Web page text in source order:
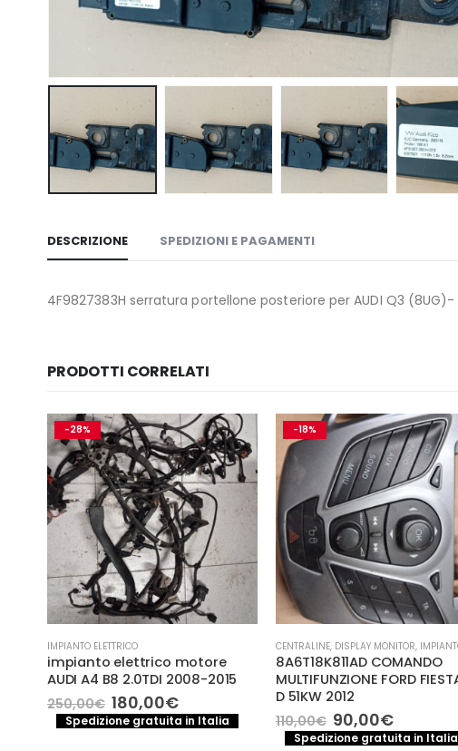
DESCRIZIONE SPEDIZIONI E PAGAMENTI
4F9827383H serratura portellone posteriore per AUDI Q3
PRODOTTI CORRELATI
-28%
IMPIANTO ELETTRICO
impianto elettrico motore
AUDI A4 B8 2.0TDI 2008-2015
250,00€ Il
prezzo
originale
180,00€Il
prezzo
attuale
Spedizione gratuita in Italia
-18%
CENTRALINE, DISPLAY MONITOR, IMPIANTO
8A6T18K811AD COMANDO
MULTIFUNZIONE FORD
D 51KW 2012
110,00€ Il
prezzo
90,00€Il
prezzo
Spedizione gratuita in Italia